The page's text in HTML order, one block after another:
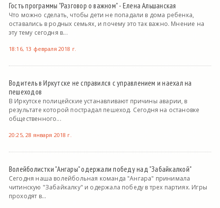
Гость программы "Разговор о важном" - Елена Альшанская
Что можно сделать, чтобы дети не попадали в дома ребенка,
оставались в родных семьях, и почему это так важно. Мнение на
эту тему сегодня в...
18:16, 13 февраля 2018 г.
Водитель в Иркутске не справился с управлением и наехал на
пешеходов
В Иркутске полицейские устанавливают причины аварии, в
результате которой пострадал пешеход. Сегодня на остановке
общественного...
20:25, 28 января 2018 г.
Волейболистки "Ангары" одержали победу над "Забайкалкой"
Сегодня наша волейбольная команда "Ангара" принимала
читинскую "Забайкалку" и одержала победу в трех партиях. Игры
проходят в...